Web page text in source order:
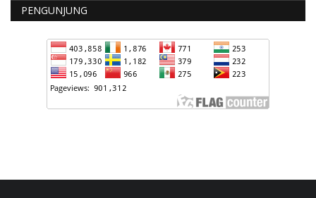
PENGUNJUNG